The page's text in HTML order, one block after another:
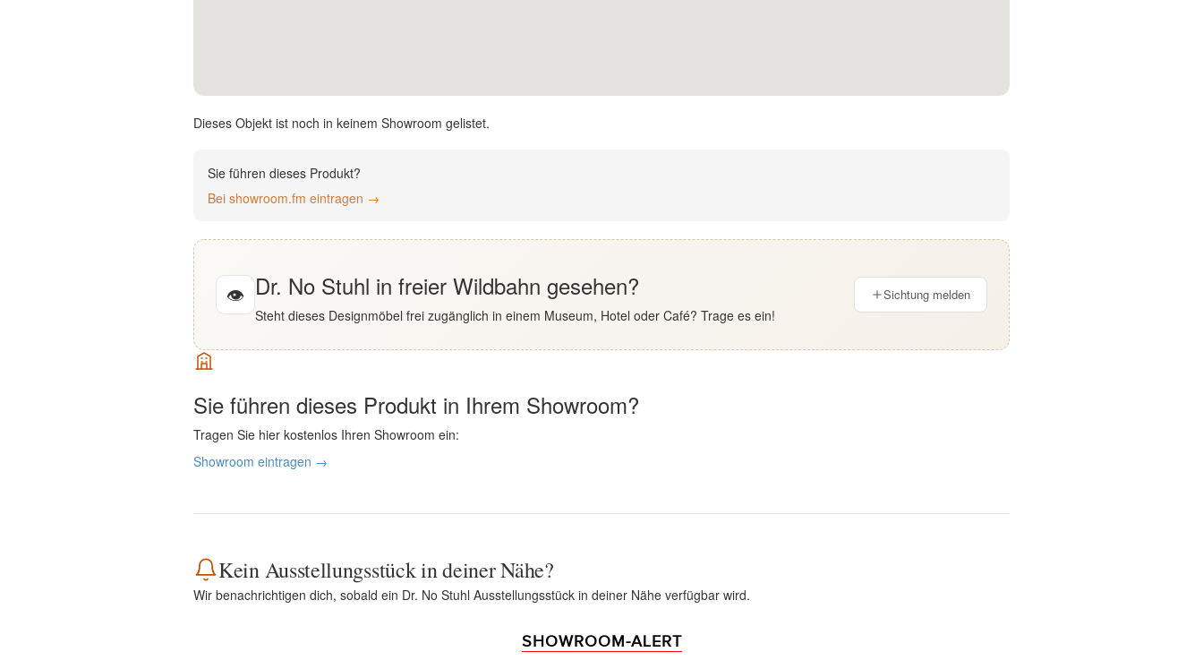
Dieses Objekt ist noch in keinem Showroom gelistet.
Sie führen dieses Produkt?
Bei showroom.fm eintragen →
👁 Dr. No Stuhl in freier Wildbahn gesehen?
Steht dieses Designmöbel frei zugänglich in einem Museum, Hotel oder Café? Trage es ein!
Sichtung melden
Sie führen dieses Produkt in Ihrem Showroom?
Tragen Sie hier kostenlos Ihren Showroom ein:
Showroom eintragen →
Kein Ausstellungsstück in deiner Nähe?
Wir benachrichtigen dich, sobald ein Dr. No Stuhl Ausstellungsstück in deiner Nähe verfügbar wird.
SHOWROOM-ALERT